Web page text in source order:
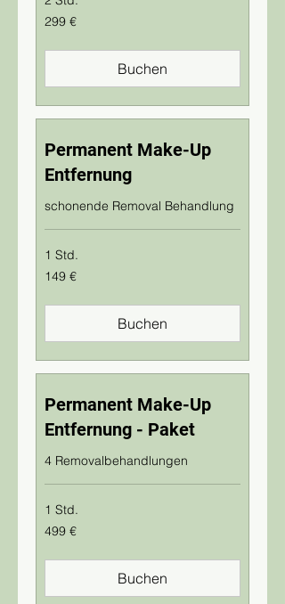
299
Euro
299 €
Buchen
Permanent Make-Up
Entfernung
schonende Removal Behandlung
1 Std.
149
Euro
149 €
Buchen
Permanent Make-Up
Entfernung - Paket
4 Removalbehandlungen
1 Std.
499
Euro
499 €
Buchen